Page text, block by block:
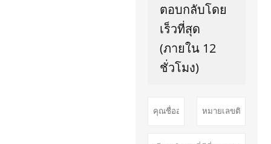
ตอบกลับโดย
เร็วที่สุด
(ภายใน 12
ชั่วโมง)